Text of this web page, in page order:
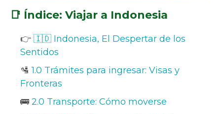
📑 Índice: Viajar a Indonesia
👉 🇮🇩 Indonesia, El Despertar de los
Sentidos
🛂1.0 Trámites para ingresar: Visas y
Fronteras
🚌 2.0 Transporte: Cómo moverse